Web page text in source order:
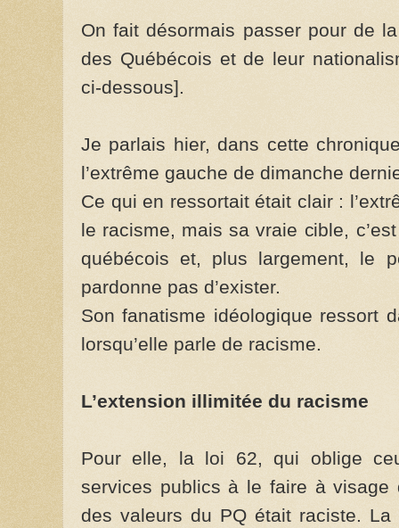
On fait désormais passer pour de
des Québécois et de leur
ci-dessous].
Je parlais hier, dans cette
l’extrême gauche de dimanche
Ce qui en ressortait était clair :
le racisme, mais sa vraie cible,
québécois et, plus largement, le
pardonne pas d’exister.
Son fanatisme idéologique ressort
lorsqu’elle parle de racisme.
L’extension illimitée du racisme
Pour elle, la loi 62, qui oblige
services publics à le faire à visage
des valeurs du PQ était raciste. La